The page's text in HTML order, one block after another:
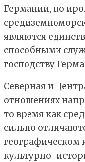
Германии, по
являются
способными
господству
Северная и
отношениях
то время как
сильно
географическом
культурно-